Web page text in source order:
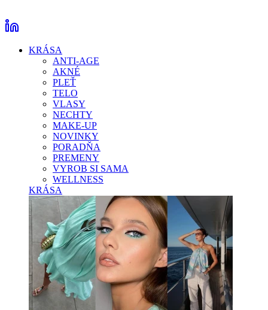
KRÁSA
ANTI-AGE
AKNÉ
PLEŤ
TELO
VLASY
NECHTY
MAKE-UP
NOVINKY
PORADŇA
PREMENY
VYROB SI SAMA
WELLNESS
KRÁSA